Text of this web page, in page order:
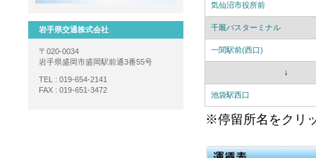
気仙沼市役所前
千厩バスターミナル
一関駅前(西口)
↓
池袋駅西口
※停留所名をクリ
岩手県交通株式会社
〒020-0034
岩手県盛岡市盛岡駅前通3番55号
TEL : 019-654-2141
FAX : 019-651-3472